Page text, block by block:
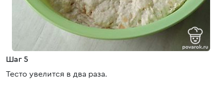
Шаг 5
Тесто увелится в два раза.